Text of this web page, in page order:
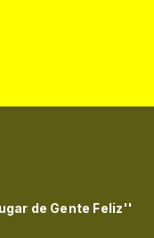
de Gente Feliz''